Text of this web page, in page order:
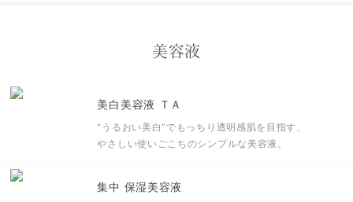
美容液
美白美容液 ＴＡ
“うるおい美白”でもっちり透明感肌を目指す、
やさしい使いごこちのシンプルな美容液。
集中 保湿美容液